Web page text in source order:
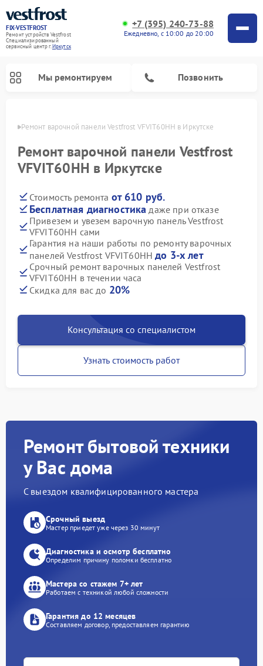
FIX-VESTFROST
Ремонт устройств Vestfrost
Специализированный
cервисный центр г.Иркутск
+7 (395) 240-73-88
Ежедневно, с 10:00 до 20:00
Мы ремонтируем Позвонить
Ремонт варочной панели Vestfrost VFVIT60HH в Иркутске
Ремонт варочной панели Vestfrost
VFVIT60HH в Иркутске
Стоимость ремонта от 610 руб.
Бесплатная диагностика даже при отказе
Привезем и увезем варочную панель Vestfrost
VFVIT60HH сами
Гарантия на наши работы по ремонту варочных
панелей Vestfrost VFVIT60HHдо 3-х лет
Срочный ремонт варочных панелей Vestfrost
VFVIT60HH в течении часа
Скидка для вас до 20%
Консультация со специалистом
Узнать стоимость работ
Ремонт бытовой техники
у Вас дома
С выездом квалифицированного мастера
Срочный выезд
Мастер приедет уже через 30 минут
Диагностика и осмотр бесплатно
Определим причину поломки бесплатно
Мастера со стажем 7+ лет
Работаем с техникой любой сложности
Гарантия до 12 месяцев
Составляем договор, предоставляем гарантию